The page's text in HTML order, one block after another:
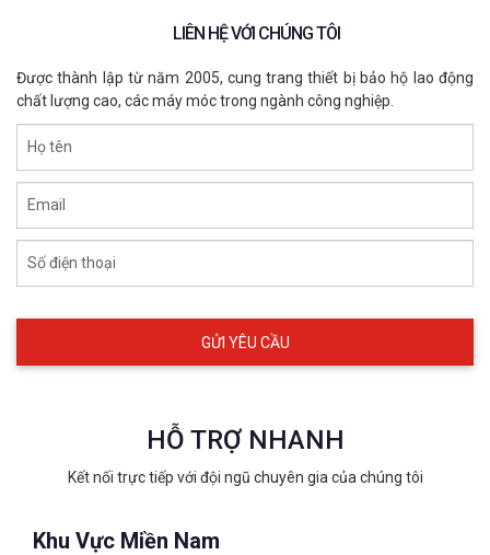
LIÊN HỆ VỚI CHÚNG TÔI
Được thành lập từ năm 2005, cung trang thiết bị bảo hộ lao động
chất lượng cao, các máy móc trong ngành công nghiệp.
Họ tên
Email
Số điện thoại
HỖ TRỢ NHANH
Kết nối trực tiếp với đội ngũ chuyên gia của chúng tôi
Khu Vực Miền Nam